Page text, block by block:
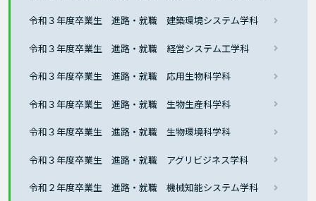
令和３年度卒業生 進路・就職 建築環境システム学科
令和３年度卒業生 進路・就職 経営システム工学科
令和３年度卒業生 進路・就職 応用生物科学科
令和３年度卒業生 進路・就職 生物生産科学科
令和３年度卒業生 進路・就職 生物環境科学科
令和３年度卒業生 進路・就職 アグリビジネス学科
令和２年度卒業生 進路・就職 機械知能システム学科